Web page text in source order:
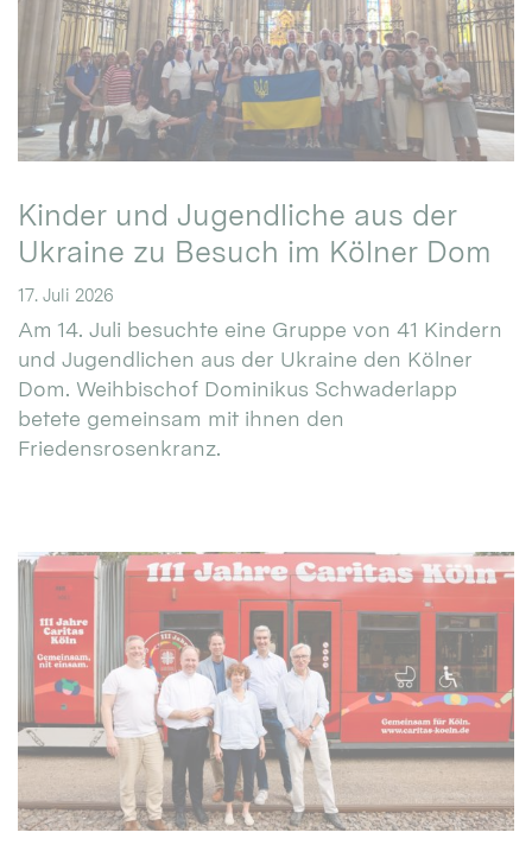
Kinder und Jugendliche aus der
Ukraine zu Besuch im Kölner Dom
17. Juli 2026
Am 14. Juli besuchte eine Gruppe von 41 Kindern
und Jugendlichen aus der Ukraine den Kölner
Dom. Weihbischof Dominikus Schwaderlapp
betete gemeinsam mit ihnen den
Friedensrosenkranz.